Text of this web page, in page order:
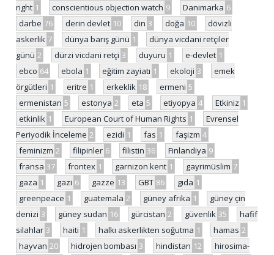
right 1 conscientious objection watch 9 Danimarka 6
darbe 76 derin devlet 10 din 3 doğa 10
dövizli
askerlik 7 dünya barış günü 1
dünya vicdani retçiler
günü 2 dürzi vicdani retçi 3 duyuru 1 e-devlet 1
ebco 64 ebola 1 eğitim zayiatı 1 ekoloji 3
emek
örgütleri 1 eritre 1 erkeklik 18 ermeni 5
ermenistan 5 estonya 2 eta 5 etiyopya 4 Etkiniz 1
etkinlik 1 European Court of Human Rights 1
Evrensel
Periyodik İnceleme 2 ezidi 1 fas 1 faşizm 4
feminizm 2 filipinler 6 filistin 36 Finlandiya 9
fransa 37 frontex 1 garnizon kent 1 gayrimüslim 7
gaza 1 gazi 6 gazze 13 GBT 86 gıda 1
greenpeace 1 guatemala 2 güney afrika 1
güney çin
denizi 3 güney sudan 16 gürcistan 2 güvenlik 35
hafif
silahlar 3 haiti 1 halkı askerlikten soğutma 1 hamas 2
hayvan 20 hidrojen bombası 3 hindistan 12
hirosima-